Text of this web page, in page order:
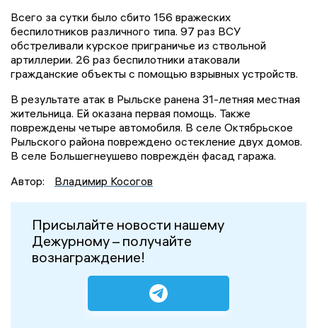
Всего за сутки было сбито 156 вражеских
беспилотников различного типа. 97 раз ВСУ
обстреливали курское приграничье из ствольной
артиллерии. 26 раз беспилотники атаковали
гражданские объекты с помощью взрывных устройств.
В результате атак в Рыльске ранена 31-летняя местная
жительница. Ей оказана первая помощь. Также
повреждены четыре автомобиля. В селе Октябрьское
Рыльского района повреждено остекление двух домов.
В селе Большегнеушево повреждён фасад гаража.
Автор:
Владимир Косогов
Присылайте новости нашему
Дежурному – получайте
вознаграждение!